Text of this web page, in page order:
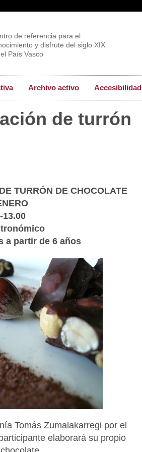
de referencia para el
y disfrute del siglo XIX
País Vasco
Archivo activo Accesibilidad
de turrón
TURRÓN DE CHOCOLATE
13.00
a partir de 6 años
Tomás Zumalakarregi por el
elaborará su propio